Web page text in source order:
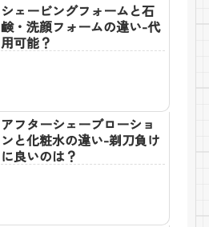
シェービングフォームと石
鹸・洗顔フォームの違い-代
用可能？
アフターシェーブローショ
ンと化粧水の違い-剃刀負け
に良いのは？